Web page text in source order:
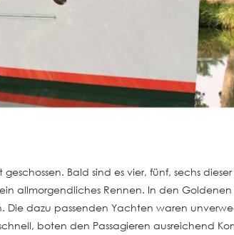
Bald sind es vier, fünf, sechs
allmorgendliches Rennen. In den Goldenen
Die dazu passenden Yachten waren
boten den Passagieren ausreichend